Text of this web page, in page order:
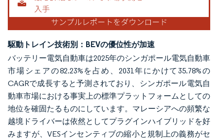
駆動トレイン技術別：BEVの優位性が加速
バッテリー電気自動車は2025年のシンガポール電気自動車
市場シェアの82.23%を占め、2031年にかけて35.78%の
CAGRで成長すると予測されており、シンガポール電気自
動車市場における事実上の標準プラットフォームとしての
地位を確固たるものにしています。マレーシアへの頻繁な
越境ドライバーは依然としてプラグインハイブリッドを好
みますが、VESインセンティブの縮小と規制上の義務がセ